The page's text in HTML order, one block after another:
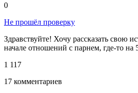
0
Не прошёл проверку
Здравствуйте! Хочу рассказать свою
начале отношений с парнем, где-то на
1 117
17 комментариев